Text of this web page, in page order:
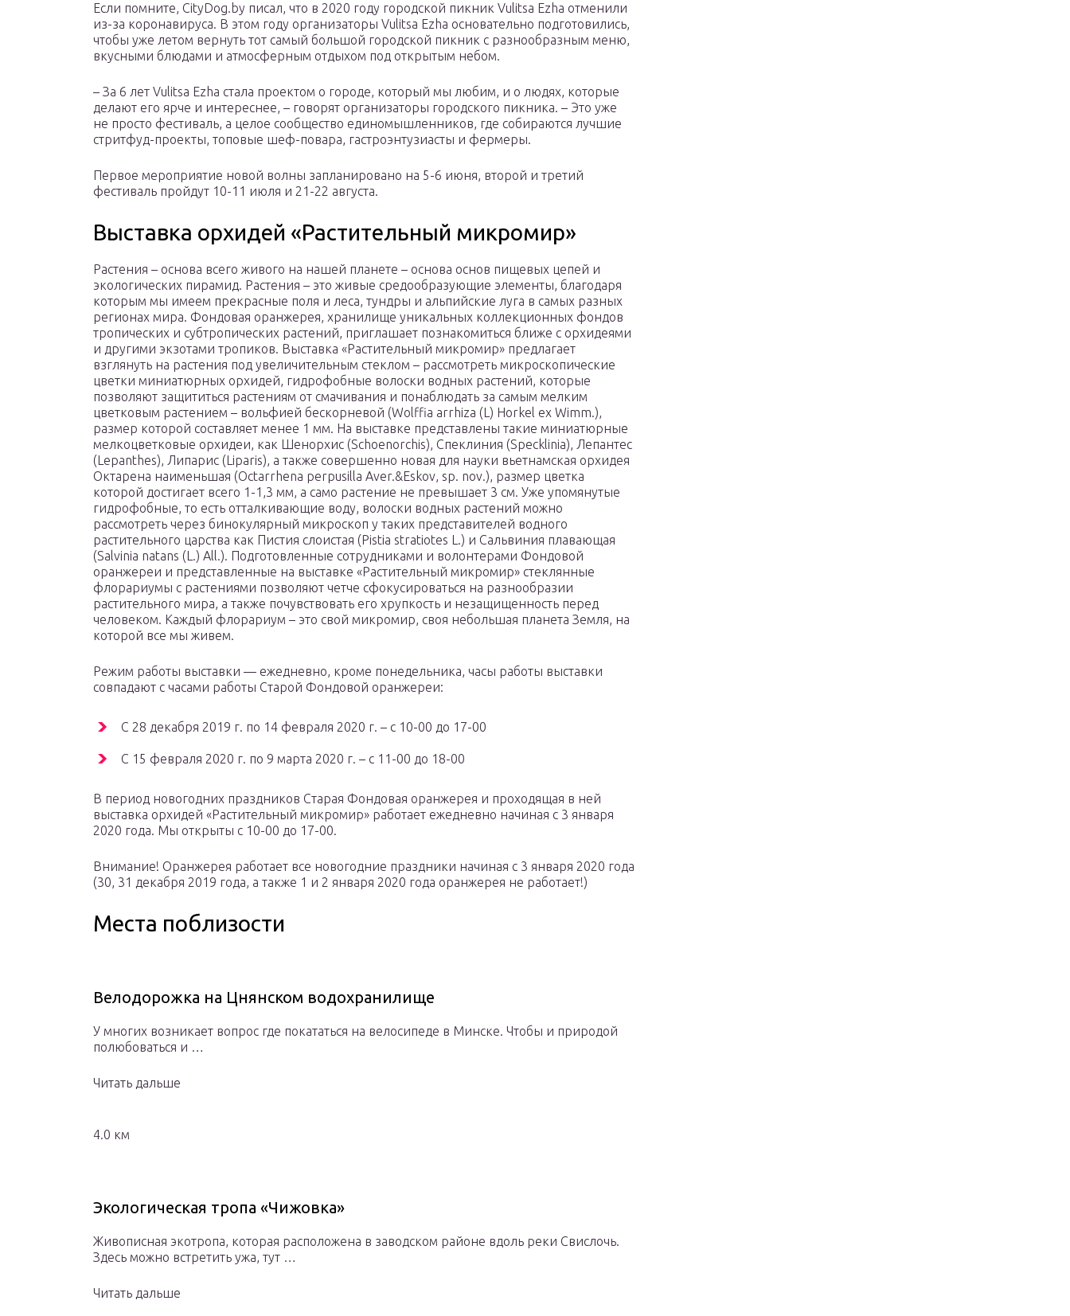
Если помните, CityDog.by писал, что в 2020 году городской пикник Vulitsa Ezha отменили
из-за коронавируса. В этом году организаторы Vulitsa Ezha основательно подготовились,
чтобы уже летом вернуть тот самый большой городской пикник с разнообразным меню,
вкусными блюдами и атмосферным отдыхом под открытым небом.
– За 6 лет Vulitsa Ezha стала проектом о городе, который мы любим, и о людях, которые
делают его ярче и интереснее, – говорят организаторы городского пикника. – Это уже
не просто фестиваль, а целое сообщество единомышленников, где собираются лучшие
стритфуд-проекты, топовые шеф-повара, гастроэнтузиасты и фермеры.
Первое мероприятие новой волны запланировано на 5-6 июня, второй и третий
фестиваль пройдут 10-11 июля и 21-22 августа.
Выставка орхидей «Растительный микромир»
Растения – основа всего живого на нашей планете – основа основ пищевых цепей и
экологических пирамид. Растения – это живые средообразующие элементы, благодаря
которым мы имеем прекрасные поля и леса, тундры и альпийские луга в самых разных
регионах мира. Фондовая оранжерея, хранилище уникальных коллекционных фондов
тропических и субтропических растений, приглашает познакомиться ближе с орхидеями
и другими экзотами тропиков. Выставка «Растительный микромир» предлагает
взглянуть на растения под увеличительным стеклом – рассмотреть микроскопические
цветки миниатюрных орхидей, гидрофобные волоски водных растений, которые
позволяют защититься растениям от смачивания и понаблюдать за самым мелким
цветковым растением – вольфией бескорневой (Wolffia arrhiza (L) Horkel ex Wimm.),
размер которой составляет менее 1 мм. На выставке представлены такие миниатюрные
мелкоцветковые орхидеи, как Шенорхис (Schoenorchis), Спеклиния (Specklinia), Лепантес
(Lepanthes), Липарис (Liparis), а также совершенно новая для науки вьетнамская орхидея
Октарена наименьшая (Octarrhena perpusilla Aver.&Eskov, sp. nov.), размер цветка
которой достигает всего 1-1,3 мм, а само растение не превышает 3 см. Уже упомянутые
гидрофобные, то есть отталкивающие воду, волоски водных растений можно
рассмотреть через бинокулярный микроскоп у таких представителей водного
растительного царства как Пистия слоистая (Pistia stratiotes L.) и Сальвиния плавающая
(Salvinia natans (L.) All.). Подготовленные сотрудниками и волонтерами Фондовой
оранжереи и представленные на выставке «Растительный микромир» стеклянные
флорариумы с растениями позволяют четче сфокусироваться на разнообразии
растительного мира, а также почувствовать его хрупкость и незащищенность перед
человеком. Каждый флорариум – это свой микромир, своя небольшая планета Земля, на
которой все мы живем.
Режим работы выставки — ежедневно, кроме понедельника, часы работы выставки
совпадают с часами работы Старой Фондовой оранжереи:
С 28 декабря 2019 г. по 14 февраля 2020 г. – с 10-00 до 17-00
С 15 февраля 2020 г. по 9 марта 2020 г. – с 11-00 до 18-00
В период новогодних праздников Старая Фондовая оранжерея и проходящая в ней
выставка орхидей «Растительный микромир» работает ежедневно начиная с 3 января
2020 года. Мы открыты с 10-00 до 17-00.
Внимание! Оранжерея работает все новогодние праздники начиная с 3 января 2020 года
(30, 31 декабря 2019 года, а также 1 и 2 января 2020 года оранжерея не работает!)
Места поблизости
Велодорожка на Цнянском водохранилище
У многих возникает вопрос где покататься на велосипеде в Минске. Чтобы и природой
полюбоваться и …
Читать дальше
4.0 км
Экологическая тропа «Чижовка»
Живописная экотропа, которая расположена в заводском районе вдоль реки Свислочь.
Здесь можно встретить ужа, тут …
Читать дальше